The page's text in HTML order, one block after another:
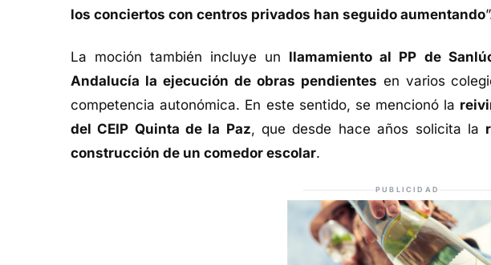
los conciertos con centros privados han seguido aumentando
La moción también incluye un llamamiento al PP de
Andalucía la ejecución de obras pendientes en varios
competencia autonómica. En este sentido, se mencionó la
del CEIP Quinta de la Paz, que desde hace años solicita la
construcción de un comedor escolar.
PUBLICIDAD